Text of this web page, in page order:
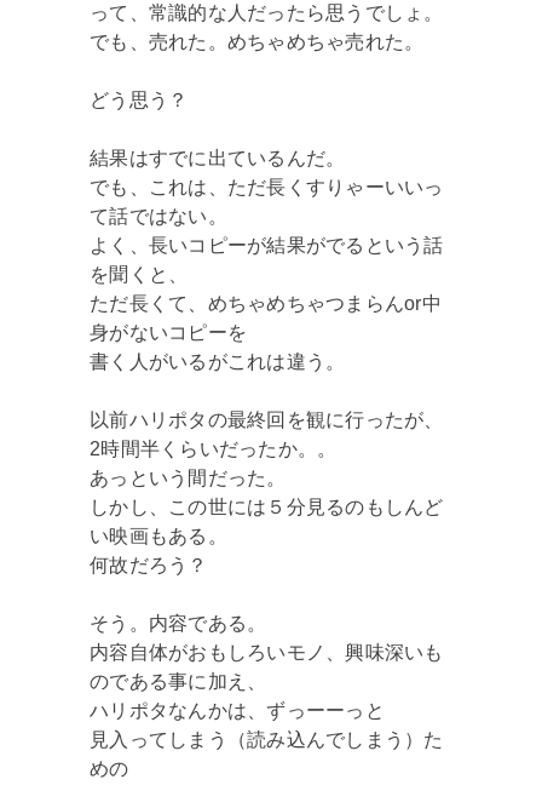
って、常識的な人だったら思うでしょ。
でも、売れた。めちゃめちゃ売れた。
どう思う？
結果はすでに出ているんだ。
でも、これは、ただ長くすりゃーいいっ
て話ではない。
よく、長いコピーが結果がでるという話
を聞くと、
ただ長くて、めちゃめちゃつまらんor中
身がないコピーを
書く人がいるがこれは違う。
以前ハリポタの最終回を観に行ったが、
2時間半くらいだったか。。
あっという間だった。
しかし、この世には５分見るのもしんど
い映画もある。
何故だろう？
そう。内容である。
内容自体がおもしろいモノ、興味深いも
のである事に加え、
ハリポタなんかは、ずっーーっと
見入ってしまう（読み込んでしまう）た
めの